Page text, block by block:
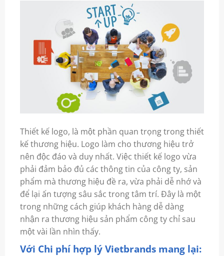
Thiết kế logo, là một phần quan trọng trong thiết
kế thương hiệu. Logo làm cho thương hiệu trở
nên độc đáo và duy nhất. Việc thiết kế logo vừa
phải đảm bảo đủ các thông tin của công ty, sản
phẩm mà thương hiệu đề ra, vừa phải dễ nhớ và
để lại ấn tượng sâu sắc trong tâm trí. Đây là một
trong những cách giúp khách hàng dễ dàng
nhận ra thương hiệu sản phẩm công ty chỉ sau
một vài lần nhìn thấy.
Với Chi phí hợp lý Vietbrands mang lại: